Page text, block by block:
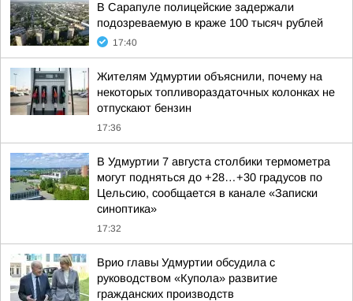
В Сарапуле полицейские задержали
подозреваемую в краже 100 тысяч рублей
17:40
Жителям Удмуртии объяснили, почему на
некоторых топливораздаточных колонках не
отпускают бензин
17:36
В Удмуртии 7 августа столбики термометра
могут подняться до +28…+30 градусов по
Цельсию, сообщается в канале «Записки
синоптика»
17:32
Врио главы Удмуртии обсудила с
руководством «Купола» развитие
гражданских производств